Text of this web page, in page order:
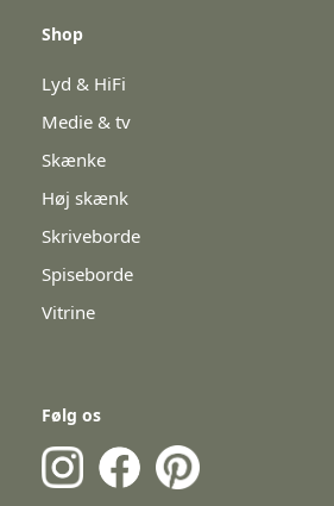
Shop
Lyd & HiFi
Medie & tv
Skænke
Høj skænk
Skriveborde
Spiseborde
Vitrine
Følg os